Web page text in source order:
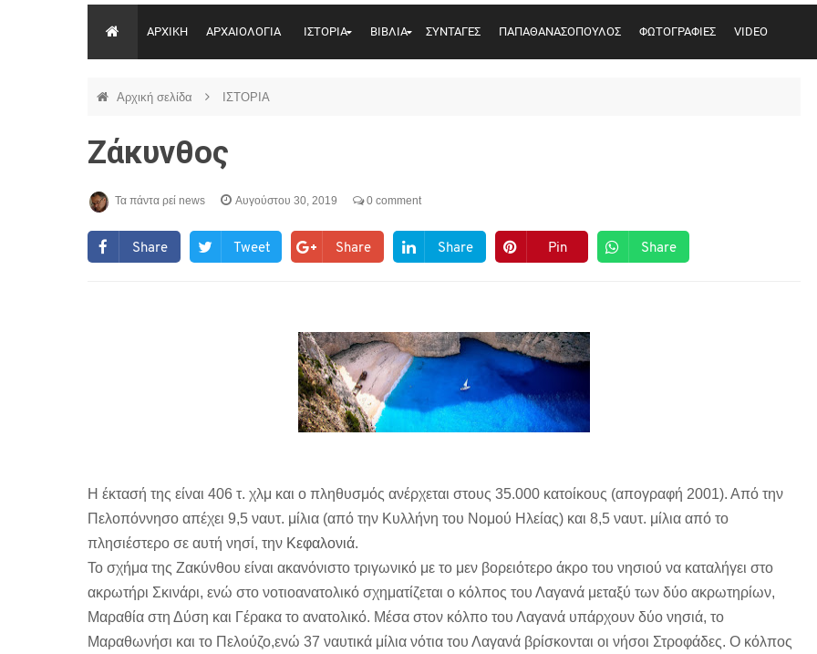
ΑΡΧΙΚΗ ΑΡΧΑΙΟΛΟΓΙΑ ΙΣΤΟΡΙΑ ΒΙΒΛΙΑ ΣΥΝΤΑΓΕΣ ΠΑΠΑΘΑΝΑΣΟΠΟΥΛΟΣ ΦΩΤΟΓΡΑΦΙΕΣ VIDEO
Αρχική σελίδα ΙΣΤΟΡΙΑ
Ζάκυνθος
Τα πάντα ρεί news Αυγούστου 30, 2019 0 comment
Share Tweet Share Share Pin Share
Η έκτασή της είναι 406 τ. χλμ και ο πληθυσμός ανέρχεται στους 35.000 κατοίκους (απογραφή 2001). Από την
Πελοπόννησο απέχει 9,5 ναυτ. μίλια (από την Κυλλήνη του Νομού Ηλείας) και 8,5 ναυτ. μίλια από το
πλησιέστερο σε αυτή νησί, την Κεφαλονιά.
Το σχήμα της Ζακύνθου είναι ακανόνιστο τριγωνικό με το μεν βορειότερο άκρο του νησιού να καταλήγει στο
ακρωτήρι Σκινάρι, ενώ στο νοτιοανατολικό σχηματίζεται ο κόλπος του Λαγανά μεταξύ των δύο ακρωτηρίων,
Μαραθία στη Δύση και Γέρακα το ανατολικό. Μέσα στον κόλπο του Λαγανά υπάρχουν δύο νησιά, το
Μαραθωνήσι και το Πελούζο,ενώ 37 ναυτικά μίλια νότια του Λαγανά βρίσκονται οι νήσοι Στροφάδες. Ο κόλπος